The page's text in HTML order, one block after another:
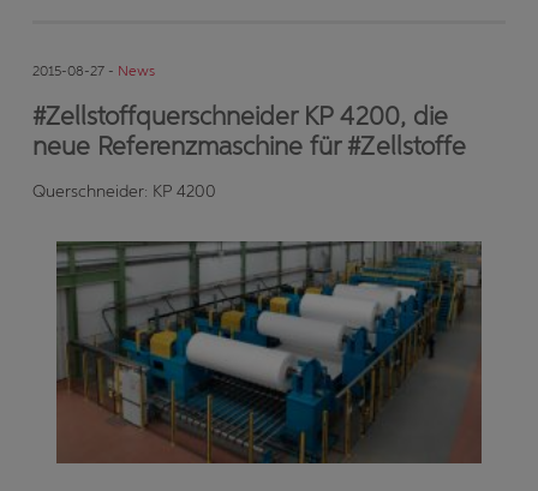
2015-08-27 - News
#Zellstoffquerschneider KP 4200, die
neue Referenzmaschine für #Zellstoffe
Querschneider: KP 4200